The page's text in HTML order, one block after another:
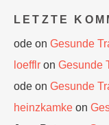
LETZTE
ode on Gesunde
loefflr on Gesunde
ode on Gesunde
heinzkamke on